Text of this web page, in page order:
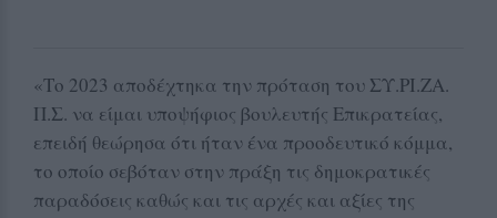
«Το 2023 αποδέχτηκα την πρόταση του ΣΥ.ΡΙ.ΖΑ.
Π.Σ. να είμαι υποψήφιος βουλευτής Επικρατείας,
επειδή θεώρησα ότι ήταν ένα προοδευτικό κόμμα,
το οποίο σεβόταν στην πράξη τις δημοκρατικές
παραδόσεις καθώς και τις αρχές και αξίες της